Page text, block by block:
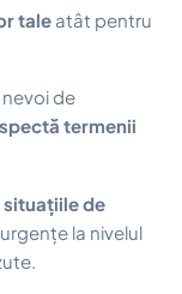
tale atât pentru
de
termenii
de
la nivelul